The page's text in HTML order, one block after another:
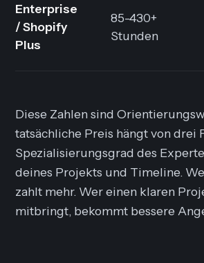
Enterprise
/ Shopify
Plus
85-430+
Stunden
Diese Zahlen sind
tatsächliche Preis hängt von drei
Spezialisierungsgrad des
deines Projekts und Timeline.
zahlt mehr. Wer einen klaren
mitbringt, bekommt bessere